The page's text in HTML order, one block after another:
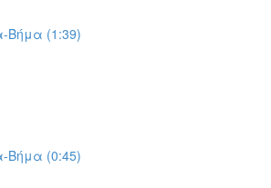
Βήμα (1:39)
Βήμα (0:45)